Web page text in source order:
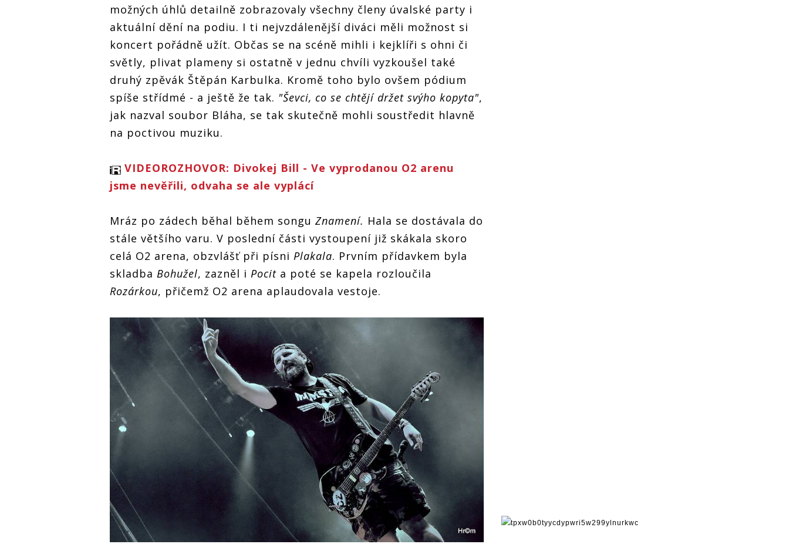
možných úhlů detailně zobrazovaly všechny členy úvalské party i
aktuální dění na podiu. I ti nejvzdálenější diváci měli možnost si
koncert pořádně užít. Občas se na scéně mihli i kejklíři s ohni či
světly, plivat plameny si ostatně v jednu chvíli vyzkoušel také
druhý zpěvák Štěpán Karbulka. Kromě toho bylo ovšem pódium
spíše střídmé - a ještě že tak. "Ševci, co se chtějí držet svýho kopyta",
jak nazval soubor Bláha, se tak skutečně mohli soustředit hlavně
na poctivou muziku.
VIDEOROZHOVOR: Divokej Bill - Ve vyprodanou O2 arenu
jsme nevěřili, odvaha se ale vyplácí
Mráz po zádech běhal během songu Znamení. Hala se dostávala do
stále většího varu. V poslední části vystoupení již skákala skoro
celá O2 arena, obzvlášť při písni Plakala. Prvním přídavkem byla
skladba Bohužel, zazněl i Pocit a poté se kapela rozloučila
Rozárkou, přičemž O2 arena aplaudovala vestoje.